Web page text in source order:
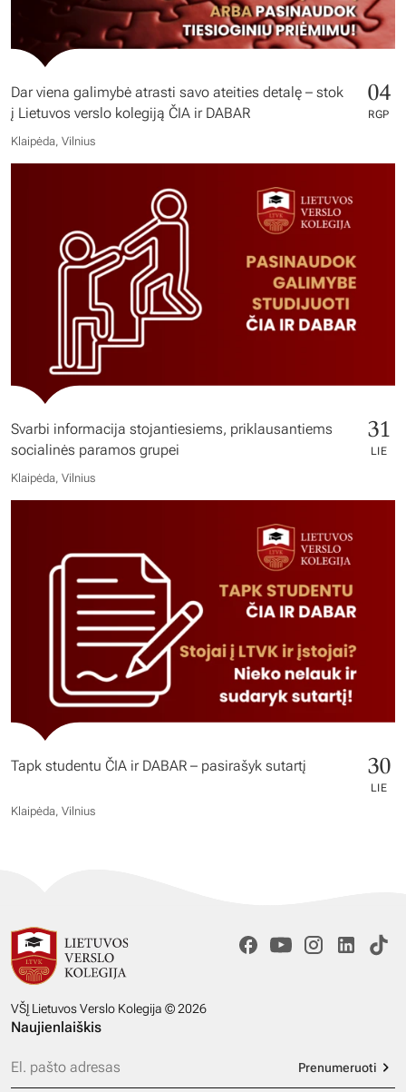
Dar viena galimybė atrasti savo ateities detalę – stok
į Lietuvos verslo kolegiją ČIA ir DABAR
04
RGP
Klaipėda, Vilnius
Svarbi informacija stojantiesiems, priklausantiems
socialinės paramos grupei
31
LIE
Klaipėda, Vilnius
Tapk studentu ČIA ir DABAR – pasirašyk sutartį 30
LIE
Klaipėda, Vilnius
VŠĮ Lietuvos Verslo Kolegija © 2026
Naujienlaiškis
Prenumeruoti